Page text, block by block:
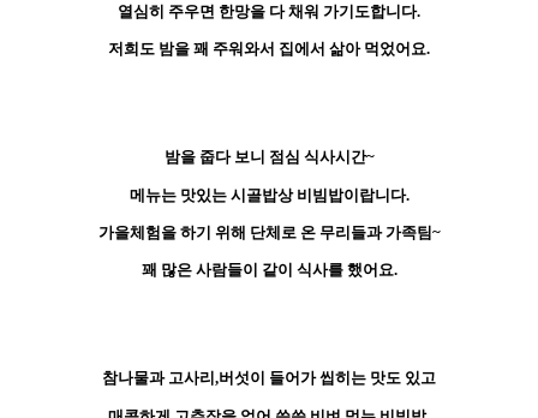
열심히 주우면 한망을 다 채워 가기도합니다.
저희도 밤을 꽤 주워와서 집에서 삶아 먹었어요.
밤을 줍다 보니 점심 식사시간~
메뉴는 맛있는 시골밥상 비빔밥이랍니다.
가을체험을 하기 위해 단체로 온 무리들과 가족팀~
꽤 많은 사람들이 같이 식사를 했어요.
참나물과 고사리,버섯이 들어가 씹히는 맛도 있고